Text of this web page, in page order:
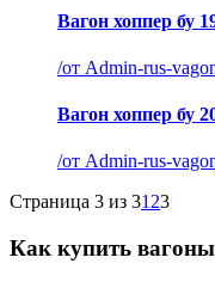
Вагон хоппер бу
/от Admin-rus-
Вагон хоппер бу
/от Admin-rus-
Страница 3 из 31 23
Как купить вагоны